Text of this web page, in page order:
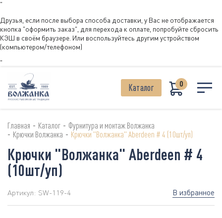
"
Друзья, если после выбора способа доставки, у Вас не отображается
кнопка "оформить заказ", для перехода к оплате, попробуйте сбросить
КЭШ в своём браузере. Или воспользуйтесь другим устройством
(компьютером/телефоном)
"
Каталог 0
Главная - Каталог - Фурнитура и монтаж Волжанка
- Крючки Волжанка - Крючки "Волжанка" Aberdeen # 4 (10шт/уп)
Крючки "Волжанка" Aberdeen # 4
(10шт/уп)
Артикул: SW-119-4 В избранное